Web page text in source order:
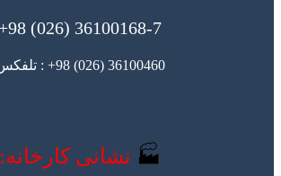
36100168-7 (026) 98+
36100460 (026) 98+ : تلفکس
🏭 نشانی کارخانه: